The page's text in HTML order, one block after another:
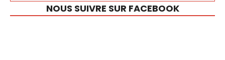
NOUS SUIVRE SUR FACEBOOK